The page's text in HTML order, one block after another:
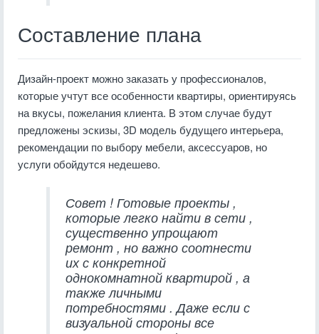
Составление плана
Дизайн-проект можно заказать у профессионалов,
которые учтут все особенности квартиры, ориентируясь
на вкусы, пожелания клиента. В этом случае будут
предложены эскизы, 3D модель будущего интерьера,
рекомендации по выбору мебели, аксессуаров, но
услуги обойдутся недешево.
Совет ! Готовые проекты ,
которыелегко найти в сети ,
существенно упрощают
ремонт , но важно соотнести
ихс конкретной
однокомнатной квартирой , а
такжеличными
потребностями .Даже если с
визуальной стороны все